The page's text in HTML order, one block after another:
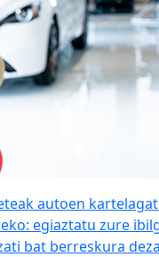
autoen
egiaztatu zure
bat berreskura